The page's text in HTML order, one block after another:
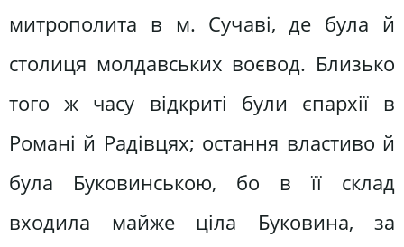
митрополита в м. Сучаві, де була й
столиця молдавських воєвод. Близько
того ж часу відкриті були єпархії в
Романі й Радівцях; остання властиво й
була Буковинською, бо в її склад
входила майже ціла Буковина, за